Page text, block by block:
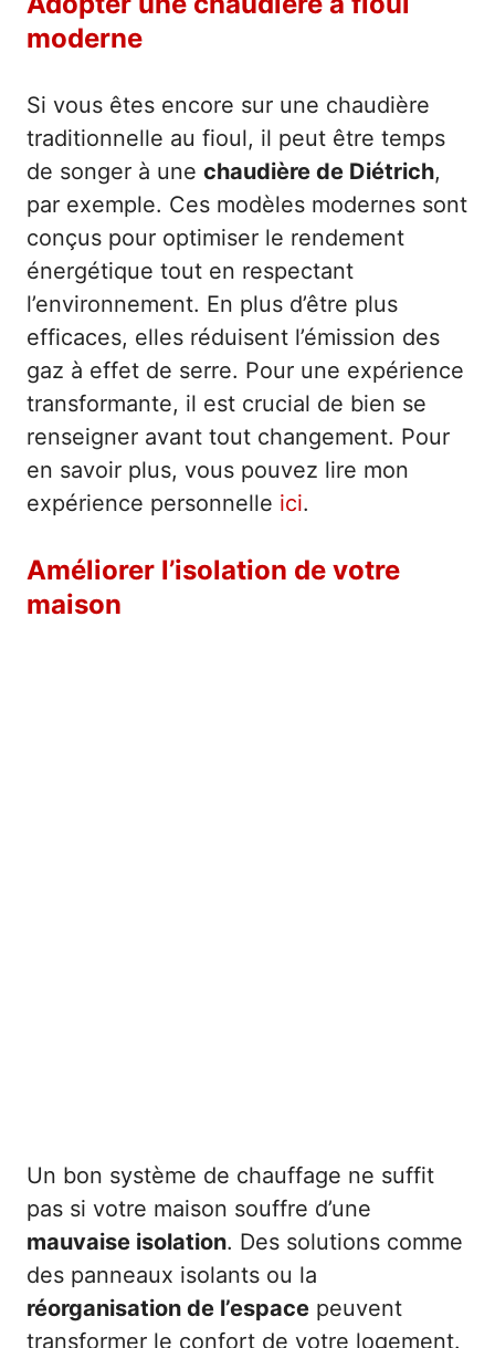
moderne
Si vous êtes encore sur une chaudière
traditionnelle au fioul, il peut être temps
de songer à une chaudière de Diétrich,
par exemple. Ces modèles modernes sont
conçus pour optimiser le rendement
énergétique tout en respectant
l’environnement. En plus d’être plus
efficaces, elles réduisent l’émission des
gaz à effet de serre. Pour une expérience
transformante, il est crucial de bien se
renseigner avant tout changement. Pour
en savoir plus, vous pouvez lire mon
expérience personnelle ici.
Améliorer l’isolation de votre
maison
Un bon système de chauffage ne suffit
pas si votre maison souffre d’une
mauvaise isolation. Des solutions comme
des panneaux isolants ou la
réorganisation de l’espace peuvent
transformer le confort de votre logement.